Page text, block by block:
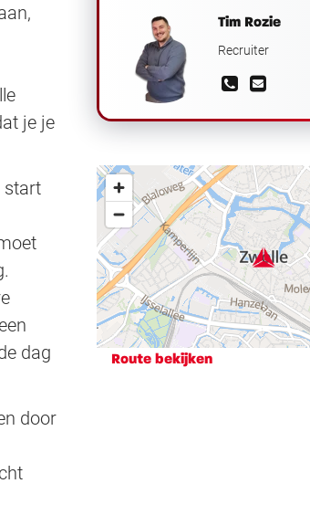
je je
start
dag
door
Tim Rozie
Recruiter
Route bekijken